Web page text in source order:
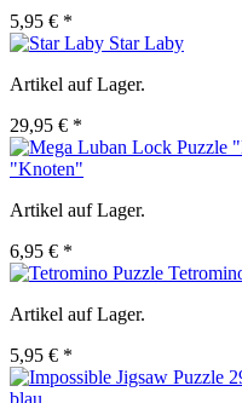
5,95 € *
Star Laby
Artikel auf Lager.
29,95 € *
"Knoten"
Artikel auf Lager.
6,95 € *
Artikel auf Lager.
5,95 € *